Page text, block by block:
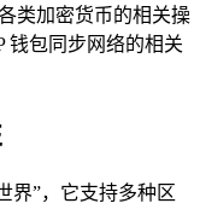
类加密货币的相关操
钱包同步网络的相关
界”，它支持多种区